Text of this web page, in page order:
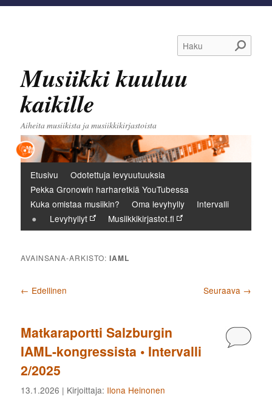
Haku
Musiikki kuuluu
kaikille
Aiheita musiikista ja musiikkikirjastoista
Päävalikko
Etusivu
Odotettuja levyuutuuksia
Pekka Gronowin harharetkiä YouTubessa
Kuka omistaa musiikin?
Oma levyhylly
Intervalli
Levyhyllyt
Musiikkikirjastot.fi
AVAINSANA-ARKISTO:IAML
Artikkelien selaus
← Edellinen Seuraava →
Matkaraportti Salzburgin
IAML-kongressista • Intervalli
2/2025
13.1.2026 | Kirjoittaja: Ilona Heinonen